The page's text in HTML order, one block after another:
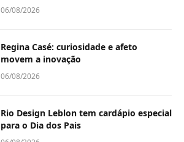
06/08/2026
Regina Casé: curiosidade e afeto
movem a inovação
06/08/2026
Rio Design Leblon tem cardápio especial
para o Dia dos Pais